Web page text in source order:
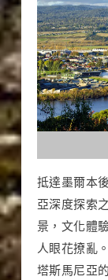
抵達墨爾本
亞深度探索
景，文化體
人眼花撩亂
塔斯馬尼亞